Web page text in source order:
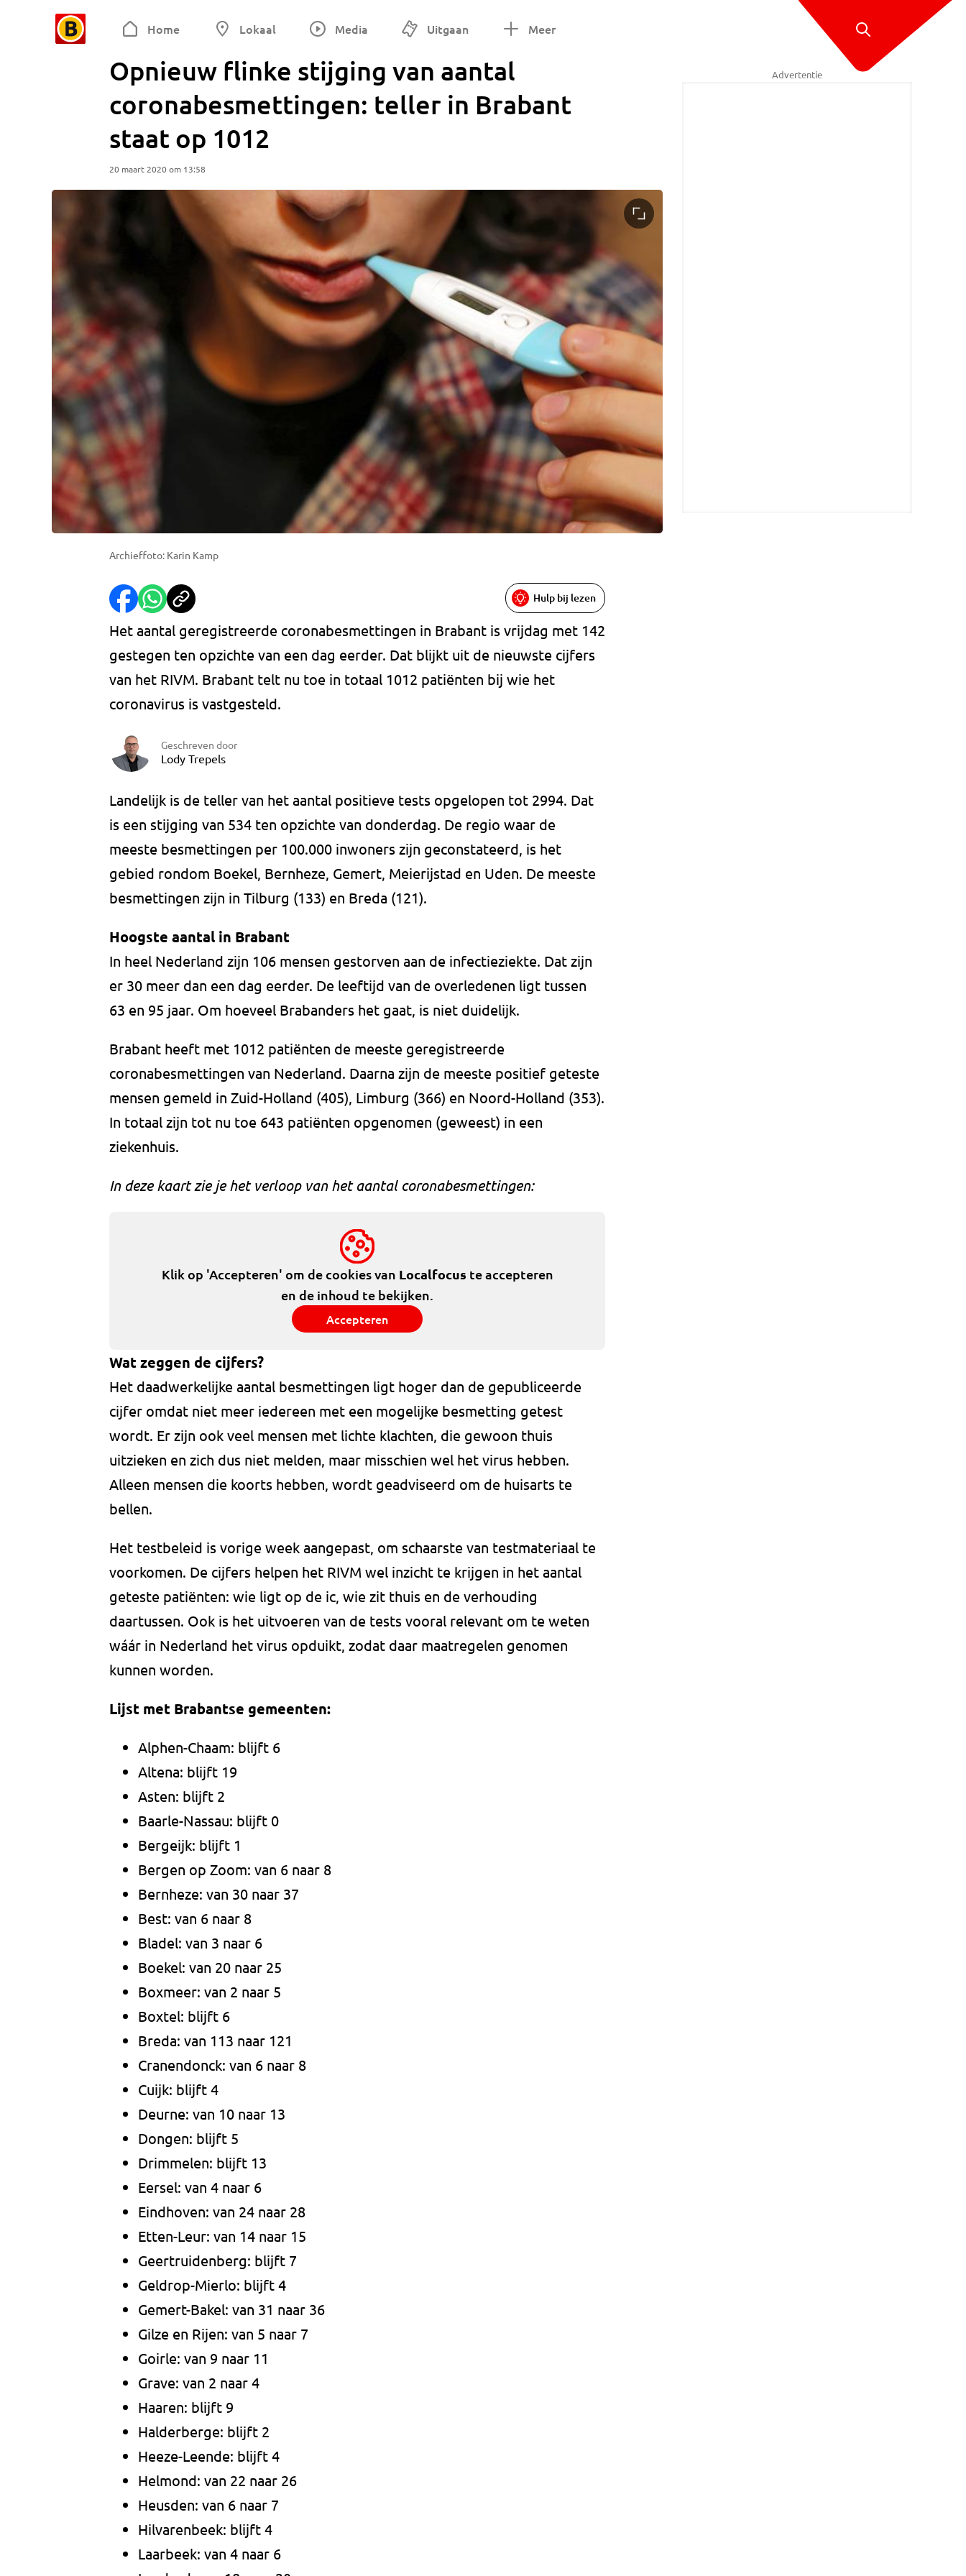
Home Lokaal Media Uitgaan Meer
Opnieuw flinke stijging van aantal
coronabesmettingen: teller in Brabant
staat op 1012
20 maart 2020 om 13:58
Archieffoto: Karin Kamp
Hulp bij lezen
Het aantal geregistreerde coronabesmettingen in Brabant is vrijdag met 142
gestegen ten opzichte van een dag eerder. Dat blijkt uit de nieuwste cijfers
van het RIVM. Brabant telt nu toe in totaal 1012 patiënten bij wie het
coronavirus is vastgesteld.
Geschreven door
Lody Trepels
Landelijk is de teller van het aantal positieve tests opgelopen tot 2994. Dat
is een stijging van 534 ten opzichte van donderdag. De regio waar de
meeste besmettingen per 100.000 inwoners zijn geconstateerd, is het
gebied rondom Boekel, Bernheze, Gemert, Meierijstad en Uden. De meeste
besmettingen zijn in Tilburg (133) en Breda (121).
Hoogste aantal in Brabant
In heel Nederland zijn 106 mensen gestorven aan de infectieziekte. Dat zijn
er 30 meer dan een dag eerder. De leeftijd van de overledenen ligt tussen
63 en 95 jaar. Om hoeveel Brabanders het gaat, is niet duidelijk.
Brabant heeft met 1012 patiënten de meeste geregistreerde
coronabesmettingen van Nederland. Daarna zijn de meeste positief geteste
mensen gemeld in Zuid-Holland (405), Limburg (366) en Noord-Holland (353).
In totaal zijn tot nu toe 643 patiënten opgenomen (geweest) in een
ziekenhuis.
In deze kaart zie je het verloop van het aantal coronabesmettingen:
Klik op 'Accepteren' om de cookies van Localfocus te accepteren
en de inhoud te bekijken.
Accepteren
Wat zeggen de cijfers?
Het daadwerkelijke aantal besmettingen ligt hoger dan de gepubliceerde
cijfer omdat niet meer iedereen met een mogelijke besmetting getest
wordt. Er zijn ook veel mensen met lichte klachten, die gewoon thuis
uitzieken en zich dus niet melden, maar misschien wel het virus hebben.
Alleen mensen die koorts hebben, wordt geadviseerd om de huisarts te
bellen.
Het testbeleid is vorige week aangepast, om schaarste van testmateriaal te
voorkomen. De cijfers helpen het RIVM wel inzicht te krijgen in het aantal
geteste patiënten: wie ligt op de ic, wie zit thuis en de verhouding
daartussen. Ook is het uitvoeren van de tests vooral relevant om te weten
wáár in Nederland het virus opduikt, zodat daar maatregelen genomen
kunnen worden.
Lijst met Brabantse gemeenten:
Alphen-Chaam: blijft 6
Altena: blijft 19
Asten: blijft 2
Baarle-Nassau: blijft 0
Bergeijk: blijft 1
Bergen op Zoom: van 6 naar 8
Bernheze: van 30 naar 37
Best: van 6 naar 8
Bladel: van 3 naar 6
Boekel: van 20 naar 25
Boxmeer: van 2 naar 5
Boxtel: blijft 6
Breda: van 113 naar 121
Cranendonck: van 6 naar 8
Cuijk: blijft 4
Deurne: van 10 naar 13
Dongen: blijft 5
Drimmelen: blijft 13
Eersel: van 4 naar 6
Eindhoven: van 24 naar 28
Etten-Leur: van 14 naar 15
Geertruidenberg: blijft 7
Geldrop-Mierlo: blijft 4
Gemert-Bakel: van 31 naar 36
Gilze en Rijen: van 5 naar 7
Goirle: van 9 naar 11
Grave: van 2 naar 4
Haaren: blijft 9
Halderberge: blijft 2
Heeze-Leende: blijft 4
Helmond: van 22 naar 26
Heusden: van 6 naar 7
Hilvarenbeek: blijft 4
Laarbeek: van 4 naar 6
Advertentie